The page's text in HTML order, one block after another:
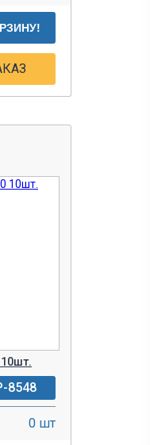
10шт.
8548
0 шт